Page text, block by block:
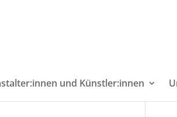
und Künstler:innen